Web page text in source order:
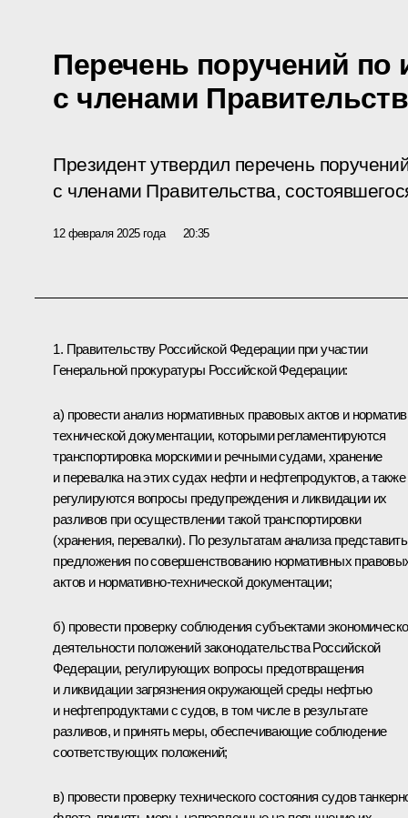
Перечень поручений по
с членами
Президент утвердил перечень
с членами Правительства,
12 февраля 2025 года 20:35
1. Правительству Российской Федерации при участии
Генеральной прокуратуры Российской Федерации:
а) провести анализ нормативных правовых актов и
технической документации, которыми регламентируются
транспортировка морскими и речными судами, хранение
и перевалка на этих судах нефти и нефтепродуктов, а также
регулируются вопросы предупреждения и ликвидации их
разливов при осуществлении такой транспортировки
(хранения, перевалки). По результатам анализа представить
предложения по совершенствованию нормативных
актов и нормативно-технической документации;
б) провести проверку соблюдения субъектами
деятельности положений законодательства Российской
Федерации, регулирующих вопросы предотвращения
и ликвидации загрязнения окружающей среды нефтью
и нефтепродуктами с судов, в том числе в результате
разливов, и принять меры, обеспечивающие соблюдение
соответствующих положений;
в) провести проверку технического состояния судов